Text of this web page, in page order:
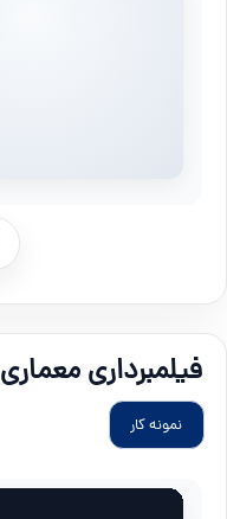
فیلمبرداری معماری
نمونه کار